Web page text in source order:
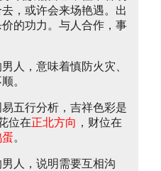
，或许会来场艳遇。出
的功力。与人合作，事
人，意味着慎防火灾、
。
五行分析，吉祥色彩是
位在正北方向 ，财位在
蛋。
人，说明需要互相沟